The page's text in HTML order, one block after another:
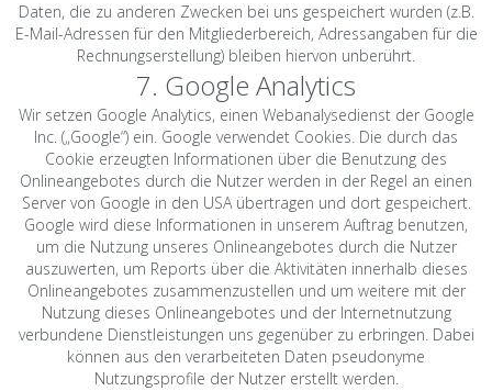
Daten, die zu anderen Zwecken bei uns gespeichert wurden (z.B.
E-Mail-Adressen für den Mitgliederbereich, Adressangaben für die
Rechnungserstellung) bleiben hiervon unberührt.
7. Google Analytics
Wir setzen Google Analytics, einen Webanalysedienst der Google
Inc. („Google“) ein. Google verwendet Cookies. Die durch das
Cookie erzeugten Informationen über die Benutzung des
Onlineangebotes durch die Nutzer werden in der Regel an einen
Server von Google in den USA übertragen und dort gespeichert.
Google wird diese Informationen in unserem Auftrag benutzen,
um die Nutzung unseres Onlineangebotes durch die Nutzer
auszuwerten, um Reports über die Aktivitäten innerhalb dieses
Onlineangebotes zusammenzustellen und um weitere mit der
Nutzung dieses Onlineangebotes und der Internetnutzung
verbundene Dienstleistungen uns gegenüber zu erbringen. Dabei
können aus den verarbeiteten Daten pseudonyme
Nutzungsprofile der Nutzer erstellt werden.